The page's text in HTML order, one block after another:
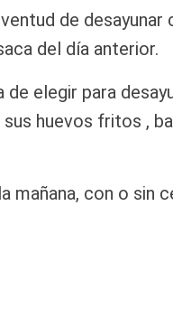
de
del día anterior.
elegir para
huevos fritos ,
mañana, con o